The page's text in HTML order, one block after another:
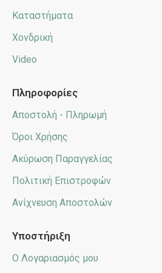
Καταστήματα
Χονδρική
Video
Πληροφορίες
Αποστολή - Πληρωμή
Όροι Χρήσης
Ακύρωση Παραγγελίας
Πολιτική Επιστροφών
Ανίχνευση Αποστολών
Υποστήριξη
Ο Λογαριασμός μου